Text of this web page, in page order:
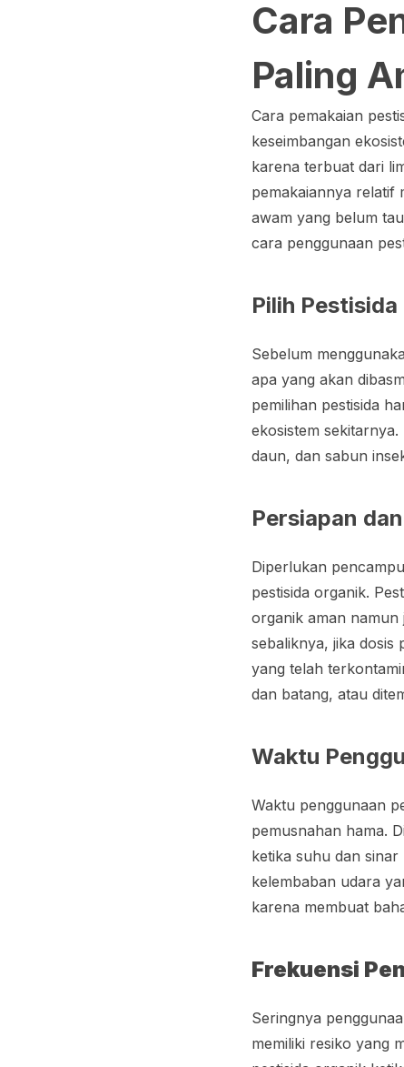
Cara
Paling
Cara pemakaian
keseimbangan
karena terbuat dari
pemakaiannya relatif
awam yang belum
cara penggunaan
Pilih
Sebelum
apa yang akan
pemilihan pestisida
ekosistem
daun, dan sabun
Persiapan
Diperlukan
pestisida organik.
organik aman namun
sebaliknya, jika dosis
yang telah
dan batang, atau
Waktu
Waktu penggunaan
pemusnahan hama.
ketika suhu dan sinar
kelembaban udara
karena membuat
Frekuensi
Seringnya
memiliki resiko yang